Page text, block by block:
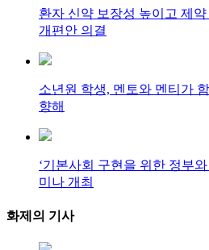
환자 신약 보장성 높이고 제
개편안 의결
소년원 학생, 멘토와 멘티가
향해
‘기본사회 구현을 위한 정부
미나 개최
화제의 기사